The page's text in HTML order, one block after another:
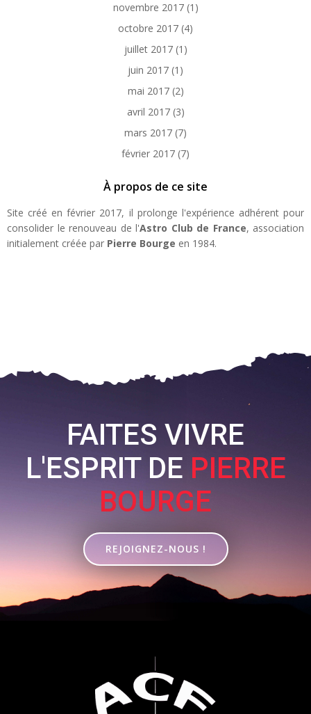
novembre 2017(1)
octobre 2017 (4)
juillet 2017(1)
juin 2017 (1)
mai 2017(2)
avril 2017(3)
mars 2017 (7)
février 2017 (7)
À propos de ce site
Site créé en février 2017, il prolonge l'expérience adhérent pour
consolider le renouveau de l'Astro Club de France, association
initialement créée par Pierre Bourge en 1984.
FAITES VIVRE
L'ESPRIT DE PIERRE
BOURGE
REJOIGNEZ-NOUS !